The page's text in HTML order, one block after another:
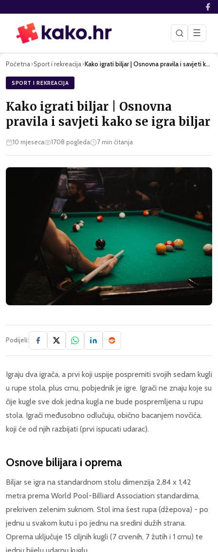
☰
Početna›Sport i rekreacija› Kako igrati biljar | Osnovna pravila i savjeti kako se igra …
SPORT I REKREACIJA
Kako igrati biljar | Osnovna
pravila i savjeti kako se igra biljar
10 mjeseca 1708 pogleda 7min čitanja
Podijeli:
Igraju dva igrača, a prvi koji uspije pospremiti svojih sedam kugli
u rupe stola, plus crnu, pobjednik je igre. Igrači ne znaju koje su
čije kugle sve dok jedna kugla ne bude pospremljena u rupu
stola. Igrači međusobno odlučuju, obično bacanjem novčića,
koji će od njih razbijati (prvi ispucati udarac).
Osnove bilijara i oprema
Biljar se igra na standardnom stolu dimenzija 2,84 x 1,42
metra prema World Pool-Billiard Association standardima,
prekriven zelenim suknom. Stol ima šest rupa (džepova) - po
jednu u svakom kutu i po jednu na sredini dužih strana.
Oprema uključuje 15 ciljnih kugli (7 crvenih, 7 žutih i 1 crnu) te